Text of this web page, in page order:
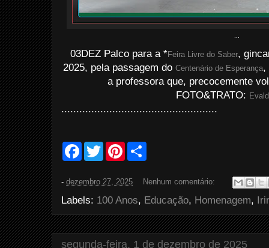
03DEZ Palco para a *Feira Livre do Saber,
2025, pela passagem do Centenário de Esperança,
a professora que, precocemente
FOTO&TRATO:
....................................................
F
b
o
k
T
w
t
r
P
e
e
s
t
e
- dezembro 27, 2025 Nenhum comentário:
Labels: 100 Anos, Educação, Homenagem,
segunda-feira, 1 de dezembro de 2025